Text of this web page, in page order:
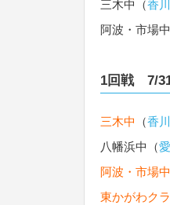
三木中（香川
阿波・市場
1回戦 7/
三木中 （香川
八幡浜中（
阿波・市場中
東かがわク